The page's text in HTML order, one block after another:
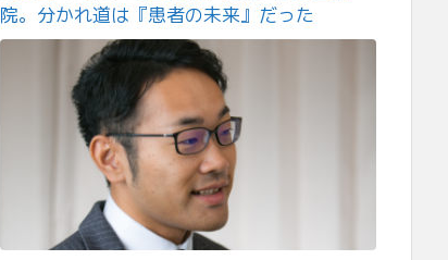
院。分かれ道は『患者の未来』だった